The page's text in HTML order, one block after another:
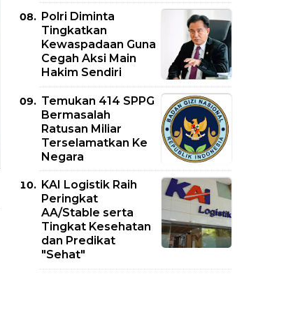
Polri Diminta
Tingkatkan
Kewaspadaan Guna
Cegah Aksi Main
Hakim Sendiri
Temukan 414 SPPG
Bermasalah
Ratusan Miliar
Terselamatkan Ke
Negara
KAI Logistik Raih
Peringkat
AA/Stable serta
Tingkat Kesehatan
dan Predikat
"Sehat"